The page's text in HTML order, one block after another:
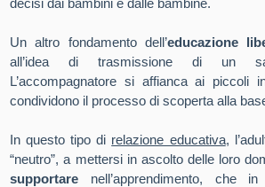
decisi dai bambini e dalle bambine.
Un altro fondamento dell’educazione
all’idea di trasmissione di un
L’accompagnatore si affianca ai piccoli
condividono il processo di scoperta alla
In questo tipo di relazione educativa,
“neutro”, a mettersi in ascolto delle loro
supportare nell’apprendimento, che